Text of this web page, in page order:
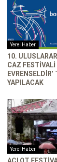
Yerel Haber
10.
CAZ FESTIVALI
YAPILACAK
Yerel Haber